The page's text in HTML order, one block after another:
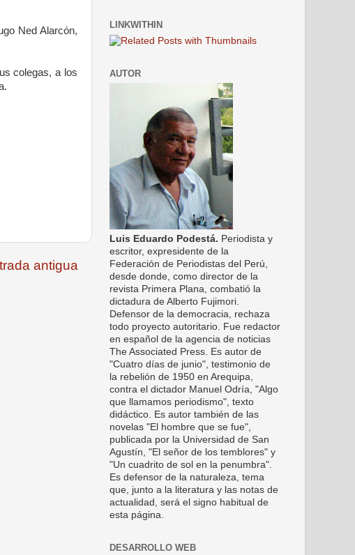
Ned Alarcón,
colegas, a los
antigua
LINKWITHIN
AUTOR
Luis Eduardo Podestá. Periodista y
escritor, expresidente de la
Federación de Periodistas del Perú,
desde donde, como director de la
revista Primera Plana, combatió la
dictadura de Alberto Fujimori.
Defensor de la democracia, rechaza
todo proyecto autoritario. Fue redactor
en español de la agencia de noticias
The Associated Press. Es autor de
"Cuatro días de junio", testimonio de
la rebelión de 1950 en Arequipa,
contra el dictador Manuel Odría, "Algo
que llamamos periodismo", texto
didáctico. Es autor también de las
novelas "El hombre que se fue",
publicada por la Universidad de San
Agustín, "El señor de los temblores" y
"Un cuadrito de sol en la penumbra".
Es defensor de la naturaleza, tema
que, junto a la literatura y las notas de
actualidad, será el signo habitual de
esta página.
DESARROLLO WEB